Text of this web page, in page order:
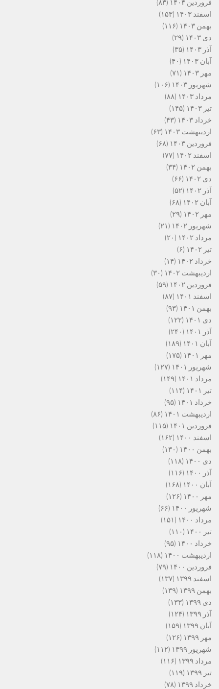
فروردین ۱۴۰۴
(۸۳)
اسفند ۱۴۰۳
(۱۵۳)
بهمن ۱۴۰۳
(۱۱۶)
دی ۱۴۰۳
(۲۹)
آذر ۱۴۰۳
(۳۵)
آبان ۱۴۰۳
(۴۰)
مهر ۱۴۰۳
(۷۱)
شهریور ۱۴۰۳
(۱۰۶)
مرداد ۱۴۰۳
(۸۸)
تیر ۱۴۰۳
(۱۴۵)
خرداد ۱۴۰۳
(۴۳)
اردیبهشت ۱۴۰۳
(۶۳)
فروردین ۱۴۰۳
(۶۸)
اسفند ۱۴۰۲
(۷۷)
بهمن ۱۴۰۲
(۳۴)
دی ۱۴۰۲
(۶۶)
آذر ۱۴۰۲
(۵۲)
آبان ۱۴۰۲
(۶۸)
مهر ۱۴۰۲
(۲۹)
شهریور ۱۴۰۲
(۲۱)
مرداد ۱۴۰۲
(۲۰)
تیر ۱۴۰۲
(۶)
خرداد ۱۴۰۲
(۱۴)
اردیبهشت ۱۴۰۲
(۳۰)
فروردین ۱۴۰۲
(۵۹)
اسفند ۱۴۰۱
(۸۷)
بهمن ۱۴۰۱
(۹۳)
دی ۱۴۰۱
(۱۲۲)
آذر ۱۴۰۱
(۲۴۰)
آبان ۱۴۰۱
(۱۸۹)
مهر ۱۴۰۱
(۱۷۵)
شهریور ۱۴۰۱
(۱۲۷)
مرداد ۱۴۰۱
(۱۴۹)
تیر ۱۴۰۱
(۱۱۴)
خرداد ۱۴۰۱
(۹۵)
اردیبهشت ۱۴۰۱
(۸۶)
فروردین ۱۴۰۱
(۱۱۵)
اسفند ۱۴۰۰
(۱۶۲)
بهمن ۱۴۰۰
(۱۳۰)
دی ۱۴۰۰
(۱۱۸)
آذر ۱۴۰۰
(۱۱۶)
آبان ۱۴۰۰
(۱۶۸)
مهر ۱۴۰۰
(۱۲۶)
شهریور ۱۴۰۰
(۶۶)
مرداد ۱۴۰۰
(۱۵۱)
تیر ۱۴۰۰
(۱۱۰)
خرداد ۱۴۰۰
(۹۵)
اردیبهشت ۱۴۰۰
(۱۱۸)
فروردین ۱۴۰۰
(۷۹)
اسفند ۱۳۹۹
(۱۳۷)
بهمن ۱۳۹۹
(۱۳۹)
دی ۱۳۹۹
(۱۳۳)
آذر ۱۳۹۹
(۱۲۴)
آبان ۱۳۹۹
(۱۵۹)
مهر ۱۳۹۹
(۱۲۶)
شهریور ۱۳۹۹
(۱۱۲)
مرداد ۱۳۹۹
(۱۱۶)
تیر ۱۳۹۹
(۱۱۹)
خرداد ۱۳۹۹
(۷۸)